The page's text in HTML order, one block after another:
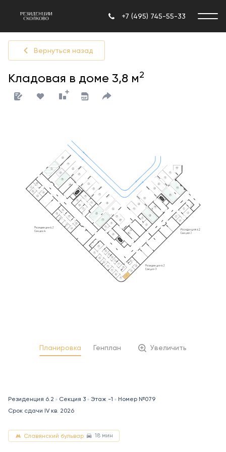
+7 (495) 745-55-33
Вернуться назад
Кладовая в доме 3,8 м2
Планировка Генплан Увеличить
Резиденция 6.2 Секция 3 Этаж -1
Номер №079
Срок сдачи IV кв. 2026
Славянский бульвар 18 мин